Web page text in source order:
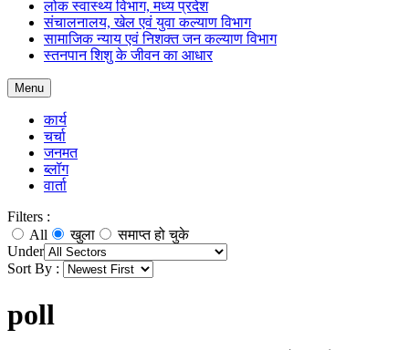
लोक स्वास्थ्य विभाग, मध्य प्रदेश
संचालनालय, खेल एवं युवा कल्याण विभाग
सामाजिक न्याय एवं निशक्त जन कल्याण विभाग
स्तनपान शिशु के जीवन का आधार
Menu
कार्य
चर्चा
जनमत
ब्लॉग
वार्ता
Filters :
All
खुला
समाप्त हो चुके
Under
Sort By :
poll